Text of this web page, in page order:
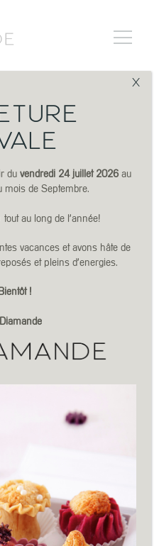
du vendredi 24 juillet 2026au
mois de Septembre.
tout au long de l’année!
vacances et avons hâte de
et pleins d’energies.
!
Diamande
X